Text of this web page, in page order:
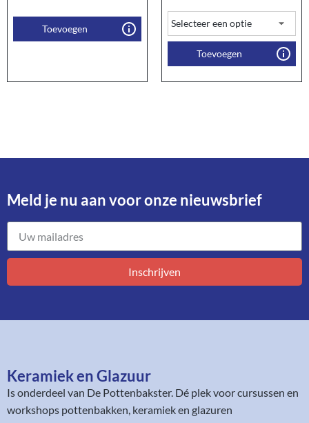
Toevoegen
Toevoegen
Meld je nu aan voor onze nieuwsbrief​
Inschrijven
Keramiek en Glazuur​
Is onderdeel van De Pottenbakster. Dé plek voor cursussen en
workshops pottenbakken, keramiek en glazuren